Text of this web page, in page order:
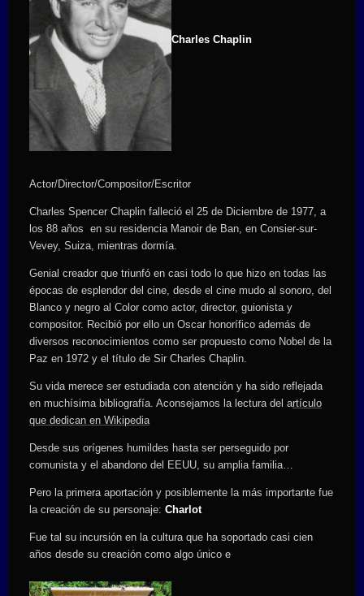
Charles Chaplin
Actor/Director/Compositor/Escritor
Charles Spencer Chaplin falleció el 25 de Diciembre de 1977, a
los 88 años en su residencia Manoir de Ban, en Consier-sur-
Vevey, Suiza, mientras dormía.
Genial creador que triunfó en casi todo lo que hizo en todas las
épocas de esplendor del cine, desde el cine mudo al sonoro, del
Blanco y negro al Color como actor, director, guionista y
compositor. Recibió por ello un Oscar honorífico además de
diversos reconocimientos como ser propuesto como Nobel de la
Paz en 1972 y el título de Sir Charles Chaplin.
Su vida merece ser estudiada con atención y ha sido reflejada
en muchísima bibliografía. Aconsejamos la lectura del artículo
que dedican en Wikipedia
Desde sus orígenes humildes hasta ser perseguido por
comunista y el abandono del EEUU, su amplia familia…
Pero la primera aportación y posiblemente la más importante fue
la creación de su personaje: Charlot
Fue tal su incursión en la cultura que ha soportado casi cien
años desde su creación como algo único e